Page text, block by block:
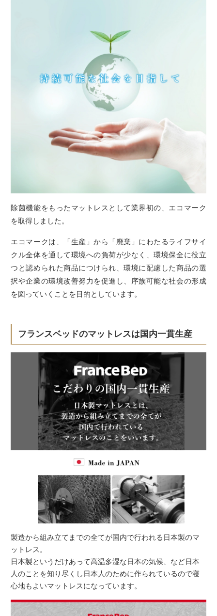
除菌機能をもったマットレスとして業界初の、エコマーク
を取得しました。
エコマークは、「生産」から「廃棄」にわたるライフサイ
クル全体を通して環境への負荷が少なく、環境保全に役立
つと認められた商品につけられ、環境に配慮した商品の選
択や企業の環境改善努力を促進し、序族可能な社会の形成
を図っていくことを目的としています。
フランスベッドのマットレスは国内一貫生産
製造から組み立てまでの全てが国内で行われる日本製のマ
ットレス。
日本製というだけあって高温多湿な日本の気候、など日本
人のことを知り尽くし日本人のために作られているので寝
心地もよいマットレスになっています。